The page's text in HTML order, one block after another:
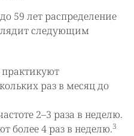
59 лет распределение
следующим
раз в месяц до
2–3 раза в неделю.
более 4 раз в неделю.3